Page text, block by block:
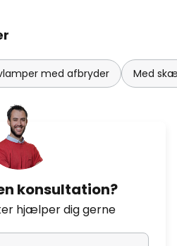
med afbryder Med
konsultation?
hjælper dig gerne